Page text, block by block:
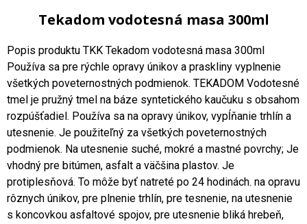
Tekadom vodotesná masa 300ml
Popis produktu TKK Tekadom vodotesná masa 300ml
Používa sa pre rýchle opravy únikov a praskliny vyplnenie
všetkých poveternostných podmienok. TEKADOM Vodotesné
tmel je pružný tmel na báze syntetického kaučuku s obsahom
rozpúšťadiel. Používa sa na opravy únikov, vypĺňanie trhlín a
utesnenie. Je použiteľný za všetkých poveternostných
podmienok. Na utesnenie suché, mokré a mastné povrchy; Je
vhodný pre bitúmen, asfalt a väčšina plastov. Je
protiplesňová. To môže byť natreté po 24 hodinách. na opravu
rôznych únikov, pre plnenie trhlín, pre tesnenie, na utesnenie
s koncovkou asfaltové spojov, pre utesnenie bliká hrebeň,